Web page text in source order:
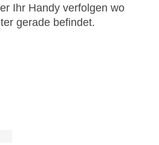
Ihr Handy verfolgen wo
gerade befindet.